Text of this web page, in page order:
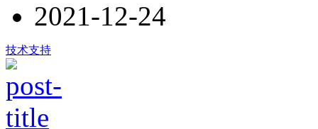
2021-12-24
技术支持